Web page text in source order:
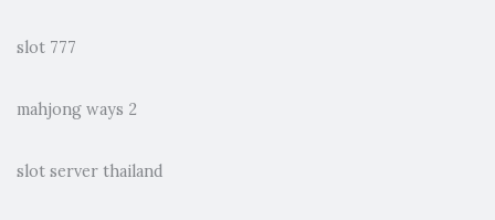
slot 777
mahjong ways 2
slot server thailand